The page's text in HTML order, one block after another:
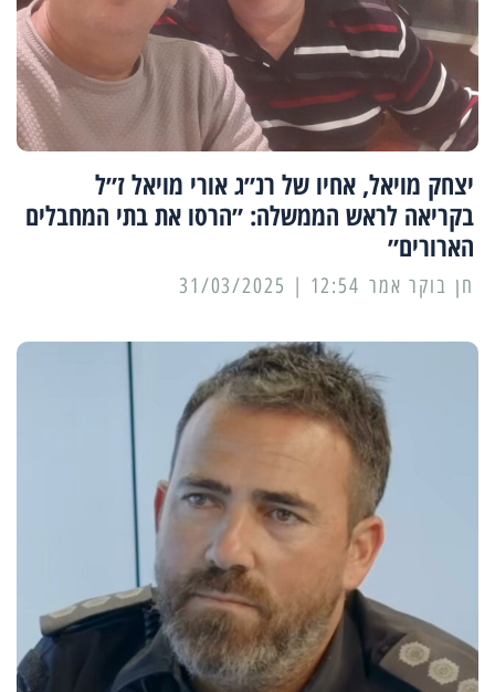
יצחק מויאל, אחיו של רנ״ג אורי מויאל ז״ל
בקריאה לראש הממשלה: ״הרסו את בתי המחבלים
הארורים״
12:54 | 31/03/2025